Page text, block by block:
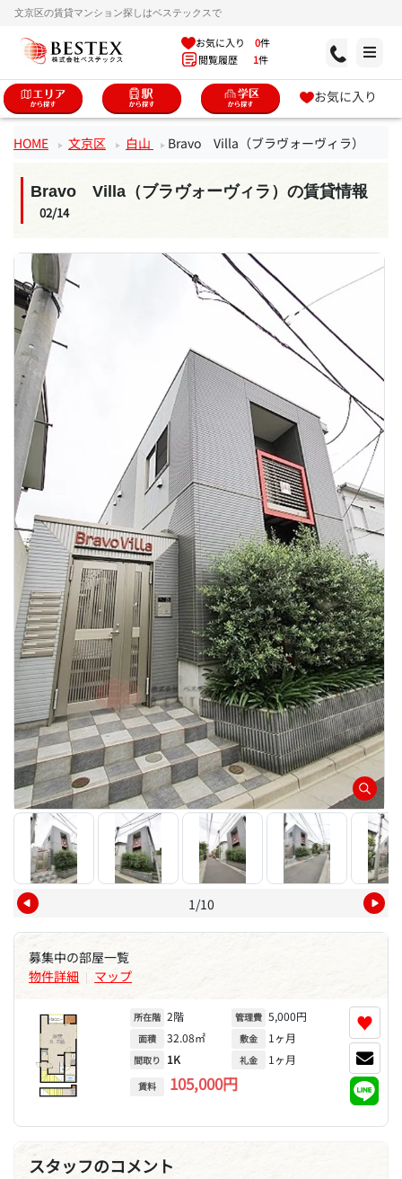
文京区の賃貸マンション探しはベステックスで
お気に入り 0件
閲覧履歴 1件
お気に入り
HOME 文京区 白山 Bravo Villa（ブラヴォーヴィラ）
Bravo Villa（ブラヴォーヴィラ）の賃貸情報
02/14
1/10
募集中の部屋一覧
物件詳細 | マップ
所在階 2階
面積 32.08㎡
間取り 1K
賃料 105,000円
管理費 5,000円
敷金 1ヶ月
礼金 1ヶ月
♥
スタッフのコメント